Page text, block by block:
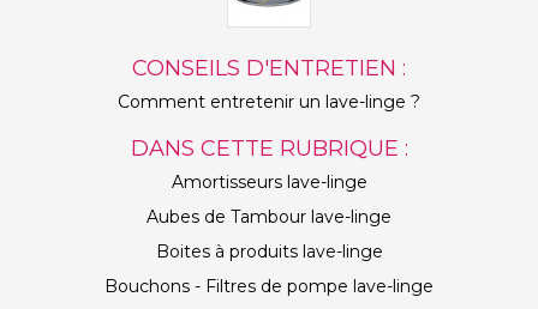
CONSEILS D'ENTRETIEN :
Comment entretenir un lave-linge ?
DANS CETTE RUBRIQUE :
Amortisseurs lave-linge
Aubes de Tambour lave-linge
Boites à produits lave-linge
Bouchons - Filtres de pompe lave-linge